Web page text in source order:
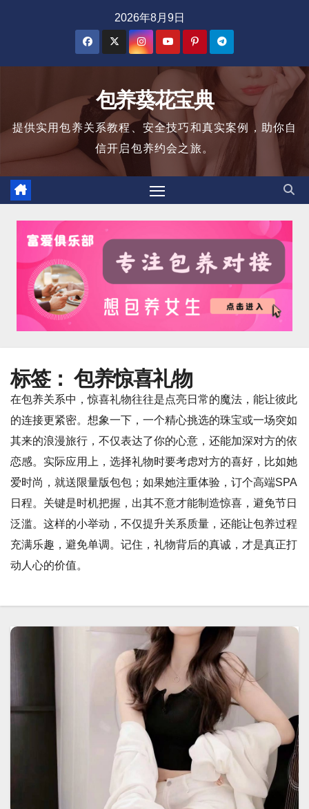
2026年8月9日
包养葵花宝典
提供实用包养关系教程、安全技巧和真实案例，助你自
信开启包养约会之旅。
标签： 包养惊喜礼物
在包养关系中，惊喜礼物往往是点亮日常的魔法，能让彼此
的连接更紧密。想象一下，一个精心挑选的珠宝或一场突如
其来的浪漫旅行，不仅表达了你的心意，还能加深对方的依
恋感。实际应用上，选择礼物时要考虑对方的喜好，比如她
爱时尚，就送限量版包包；如果她注重体验，订个高端SPA
日程。关键是时机把握，出其不意才能制造惊喜，避免节日
泛滥。这样的小举动，不仅提升关系质量，还能让包养过程
充满乐趣，避免单调。记住，礼物背后的真诚，才是真正打
动人心的价值。